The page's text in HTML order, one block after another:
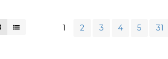
1 2 3 4 5 31